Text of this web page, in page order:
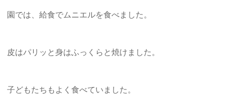
園では、給食でムニエルを食べました。
皮はパリッと身はふっくらと焼けました。
子どもたちもよく食べていました。